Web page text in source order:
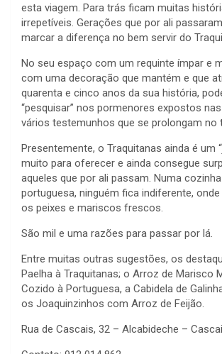
esta viagem. Para trás ficam muitas
irrepetíveis. Gerações que por ali
marcar a diferença no bem servir do
No seu espaço com um requinte ímpar e
com uma decoração que mantém e que
quarenta e cinco anos da sua história,
“pesquisar” nos pormenores expostos
vários testemunhos que se prolongam no
Presentemente, o Traquitanas ainda é um
muito para oferecer e ainda consegue
aqueles que por ali passam. Numa
portuguesa, ninguém fica indiferente,
os peixes e mariscos frescos.
São mil e uma razões para passar por lá.
Entre muitas outras sugestões, os
Paelha à Traquitanas; o Arroz de Marisco
Cozido à Portuguesa, a Cabidela de
os Joaquinzinhos com Arroz de Feijão.
Rua de Cascais, 32 – Alcabideche –